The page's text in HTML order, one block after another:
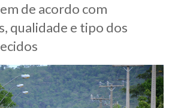
de acordo com
qualidade e tipo dos